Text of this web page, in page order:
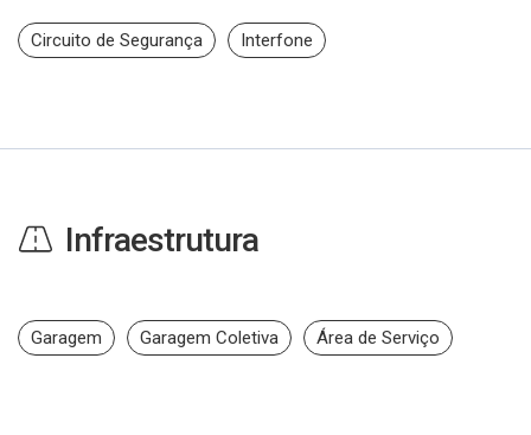
Circuito de Segurança Interfone
Infraestrutura
Garagem Garagem Coletiva Área de Serviço